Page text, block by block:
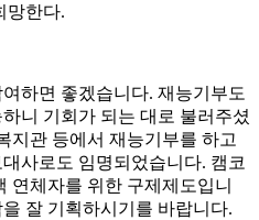
망한다.
하면 좋겠습니다. 재능기부도
니 기회가 되는 대로 불러주셨
지관 등에서 재능기부를 하고
사로도 임명되었습니다. 캠코
연체자를 위한 구제제도입니
잘 기획하시기를 바랍니다.